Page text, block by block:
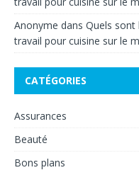
Anonyme dans Quels sont
travail pour cuisine sur le
CATÉGORIES
Assurances
Beauté
Bons plans